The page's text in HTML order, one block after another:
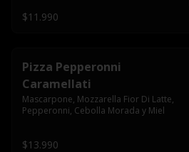
$11.990
Pizza Pepperonni
Caramellati
Mascarpone, Mozzarella Fior Di Latte,
Pepperonni, Cebolla Morada y Miel
$13.990